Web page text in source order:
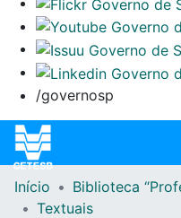
/governosp
Home
Início
Biblioteca
Textuais